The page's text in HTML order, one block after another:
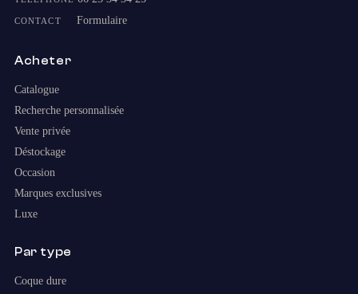
CONTACT Formulaire
Acheter
Catalogue
Recherche personnalisée
Vente privée
Déstockage
Occasion
Marques exclusives
Luxe
Par type
Coque dure